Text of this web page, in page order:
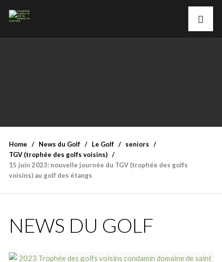
Home News du Golf Le Golf
seniors
TGV (trophée des golfs voisins)
15 juin 2023: nouvelle journée du TGV (trophée des golfs
voisins) au golf des étangs
NEWS DU GOLF